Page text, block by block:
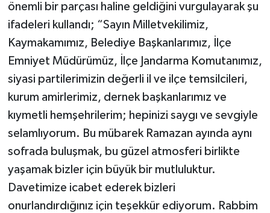
önemli bir parçası haline geldiğini vurgulayarak şu
ifadeleri kullandı; “Sayın Milletvekilimiz,
Kaymakamımız, Belediye Başkanlarımız, İlçe
Emniyet Müdürümüz, İlçe Jandarma Komutanımız,
siyasi partilerimizin değerli il ve ilçe temsilcileri,
kurum amirlerimiz, dernek başkanlarımız ve
kıymetli hemşehrilerim; hepinizi saygı ve sevgiyle
selamlıyorum. Bu mübarek Ramazan ayında aynı
sofrada buluşmak, bu güzel atmosferi birlikte
yaşamak bizler için büyük bir mutluluktur.
Davetimize icabet ederek bizleri
onurlandırdığınız için teşekkür ediyorum. Rabbim